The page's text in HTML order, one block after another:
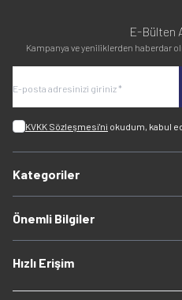
E-Bülten
Kampanya ve yeniliklerden haberdar
KVKK Sözleşmesi'ni okudum, kabul
Kategoriler
Önemli Bilgiler
Hızlı Erişim